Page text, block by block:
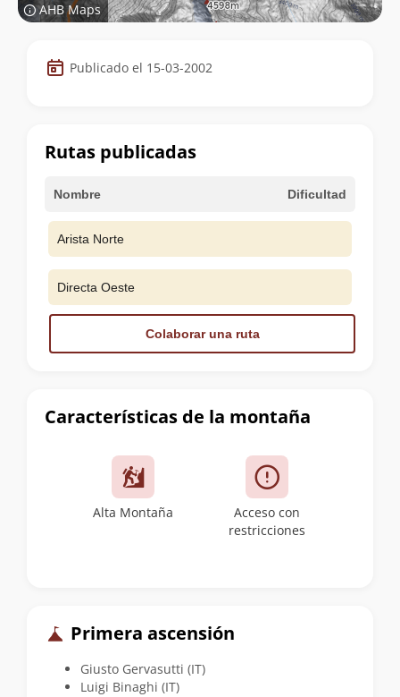
AHB Maps
Datos
de
cumbre
Publicado el 15-03-2002
Características de la montaña
Alta Montaña
Acceso con
restricciones
Primera ascensión
Giusto Gervasutti (IT)
Luigi Binaghi (IT)
Rutas publicadas
Nombre Dificultad
Arista Norte
Directa Oeste
Colaborar una ruta